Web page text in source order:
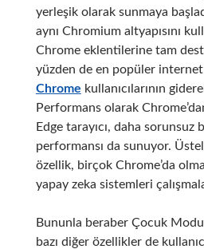
yerleşik olarak sunmaya
aynı Chromium altyapısını
Chrome eklentilerine tam
yüzden de en popüler internet
Chrome kullanıcılarının
Performans olarak
Edge tarayıcı, daha sorunsuz
performansı da sunuyor.
özellik, birçok Chrome’da
yapay zeka sistemleri
Bununla beraber Çocuk
bazı diğer özellikler de